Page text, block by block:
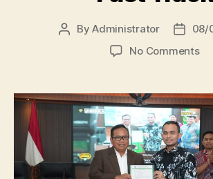
PostByAdministrator
Post08/
No Commentson
53